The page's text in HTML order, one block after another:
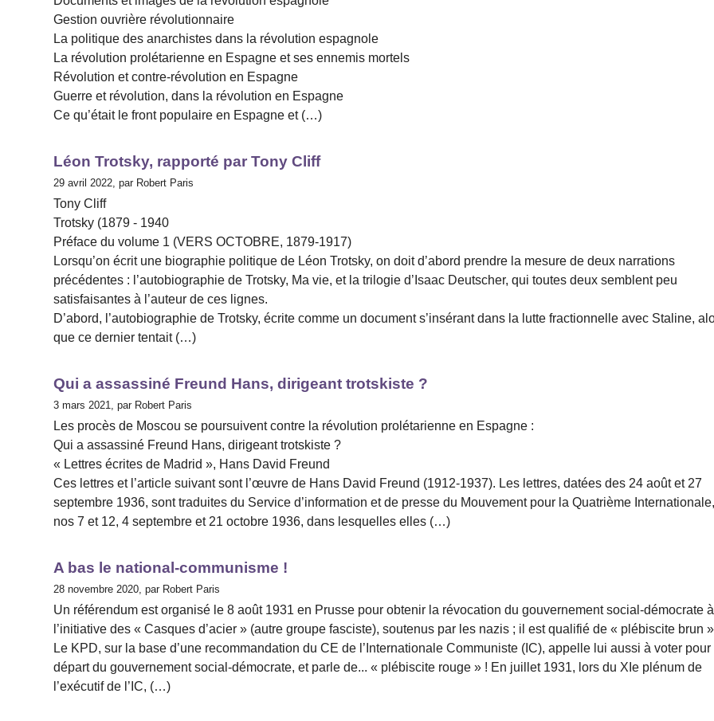
Gestion ouvrière révolutionnaire
La politique des anarchistes dans la révolution espagnole
La révolution prolétarienne en Espagne et ses ennemis mortels
Révolution et contre-révolution en Espagne
Guerre et révolution, dans la révolution en Espagne
Ce qu’était le front populaire en Espagne et (…)
Léon Trotsky, rapporté par Tony Cliff
29 avril 2022, par Robert Paris
Tony Cliff
Trotsky (1879 - 1940
Préface du volume 1 (VERS OCTOBRE, 1879-1917)
Lorsqu’on écrit une biographie politique de Léon Trotsky, on doit d’abord prendre la mesure de deux narrations
précédentes : l’autobiographie de Trotsky, Ma vie, et la trilogie d’Isaac Deutscher, qui toutes deux semblent peu
satisfaisantes à l’auteur de ces lignes.
D’abord, l’autobiographie de Trotsky, écrite comme un document s’insérant dans la lutte fractionnelle avec Staline,
que ce dernier tentait (…)
Qui a assassiné Freund Hans, dirigeant trotskiste ?
3 mars 2021, par Robert Paris
Les procès de Moscou se poursuivent contre la révolution prolétarienne en Espagne :
Qui a assassiné Freund Hans, dirigeant trotskiste ?
« Lettres écrites de Madrid », Hans David Freund
Ces lettres et l’article suivant sont l’œuvre de Hans David Freund (1912-1937). Les lettres, datées des 24 août et 27
septembre 1936, sont traduites du Service d’information et de presse du Mouvement pour la Quatrième
nos 7 et 12, 4 septembre et 21 octobre 1936, dans lesquelles elles (…)
A bas le national-communisme !
28 novembre 2020, par Robert Paris
Un référendum est organisé le 8 août 1931 en Prusse pour obtenir la révocation du gouvernement social-démocrate à
l’initiative des « Casques d’acier » (autre groupe fasciste), soutenus par les nazis ; il est qualifié de « plébiscite brun
Le KPD, sur la base d’une recommandation du CE de l’Internationale Communiste (IC), appelle lui aussi à voter pour
départ du gouvernement social-démocrate, et parle de... « plébiscite rouge » ! En juillet 1931, lors du XIe plénum de
l’exécutif de l’IC, (…)